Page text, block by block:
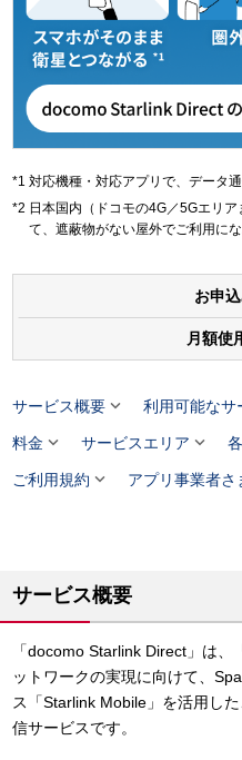
対応機種・対応アプリで、データ通
日本国内（ドコモの4G／5Gエリ
て、遮蔽物がない屋外でご利用にな
お申
月額使
サービス概要 利用可能なサ
料金  サービスエリア 
ご利用規約  アプリ事業者さ
サービス概要
「docomo Starlink Direct」は
ットワークの実現に向けて、
ス「Starlink Mobile」を活用し
信サービスです。